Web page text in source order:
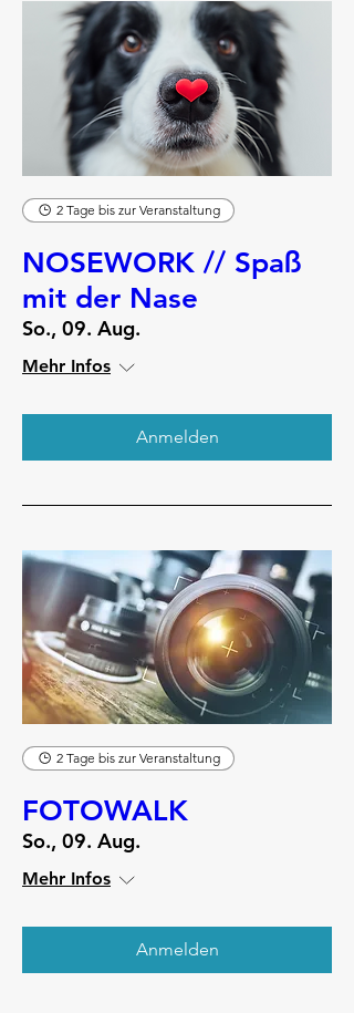
2 Tage bis zur Veranstaltung
NOSEWORK // Spaß
mit der Nase
So., 09. Aug.
Mehr Infos
Anmelden
2 Tage bis zur Veranstaltung
FOTOWALK
So., 09. Aug.
Mehr Infos
Anmelden